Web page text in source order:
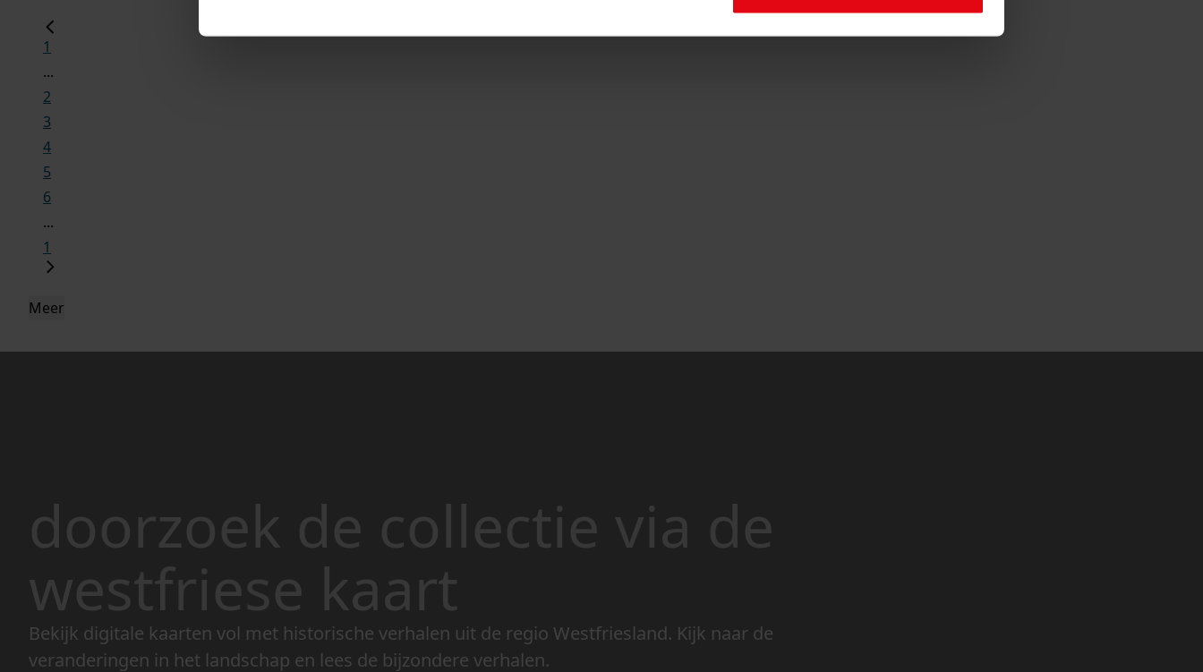
1
...
2
3
4
5
6
...
1
Meer
doorzoek de collectie via de
westfriese kaart
Bekijk digitale kaarten vol met historische verhalen uit de regio Westfriesland. Kijk naar de
veranderingen in het landschap en lees de bijzondere verhalen.